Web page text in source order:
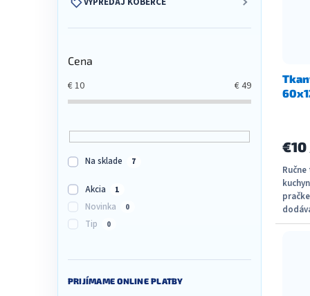
Cena
€10 €49
Na sklade 7
Akcia 1
Novinka 0
Tip 0
PRIJÍMAME ONLINE PLATBY
€10